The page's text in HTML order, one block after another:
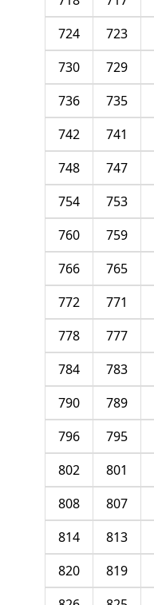
723
724
729
730
735
736
741
742
747
748
753
754
759
760
765
766
771
772
777
778
783
784
789
790
795
796
801
802
807
808
813
814
819
820